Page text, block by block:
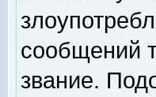
сообщений
звание.